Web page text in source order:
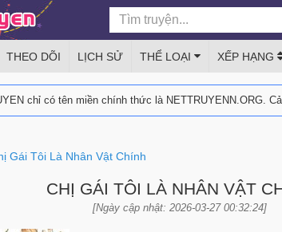
THEO DÕI LỊCH SỬ THỂ LOẠI XẾP HẠNG
chỉ có tên miền chính thức là NETTRUYENN.ORG.
Gái Tôi Là Nhân Vật Chính
CHỊ GÁI TÔI LÀ NHÂN VẬT
[Ngày cập nhật: 2026-03-27 00:32:24]